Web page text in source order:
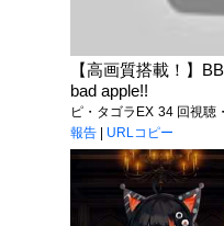
【高画質搭載！】
bad apple!!
ピ・タゴラEX 34 回視聴
報告
URLコピー